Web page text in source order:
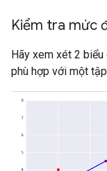
Kiểm tra mức
Hãy xem xét 2
phù hợp với một